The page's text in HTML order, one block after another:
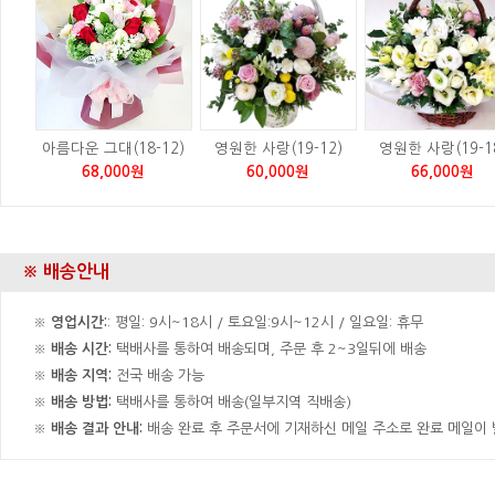
아름다운 그대(18-12)
68,000원
영원한 사랑(19-12)
60,000원
영원한 사랑(19-
66,000원
※ 배송안내
※ 영업시간:: 평일: 9시~18시 / 토요일:9시~12시 / 일요일: 휴무
※배송 시간: 택배사를 통하여 배송되며, 주문 후 2~3일뒤에 배송
※배송 지역: 전국 배송 가능
※배송 방법: 택배사를 통하여 배송(일부지역 직배송)
※배송 결과 안내: 배송 완료 후 주문서에 기재하신 메일 주소로 완료 메일이